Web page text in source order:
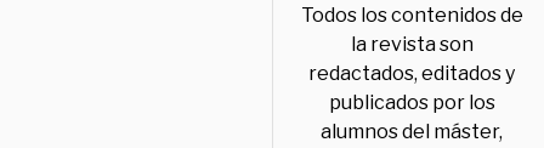
Todos los contenidos de
la revista son
redactados, editados y
publicados por los
alumnos del máster,